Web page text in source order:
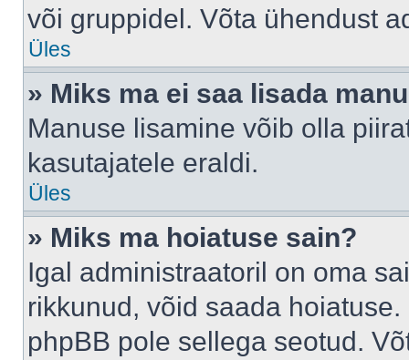
või gruppidel. Võta ühendust
Üles
» Miks ma ei saa lisada
Manuse lisamine võib olla
kasutajatele eraldi.
Üles
» Miks ma hoiatuse sain?
Igal administraatoril on oma
rikkunud, võid saada
phpBB pole sellega seotud.